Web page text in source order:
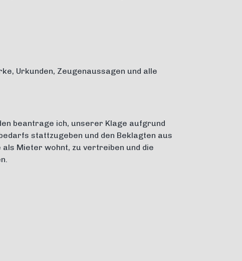
Urkunden, Zeugenaussagen und alle
beantrage ich, unserer Klage aufgrund
stattzugeben und den Beklagten aus
Mieter wohnt, zu vertreiben und die